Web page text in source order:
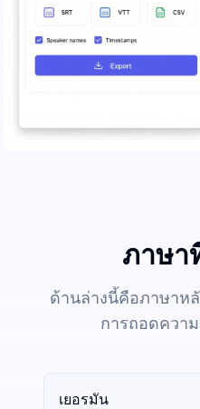
ภาษา
ด้านล่างนี้คือภาษาห
การถอดควา
เยอรมัน